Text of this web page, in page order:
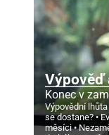
Výpověď
Konec v
Výpovědní
se dostane?
měsíci